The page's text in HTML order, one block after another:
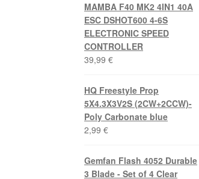
MAMBA F40 MK2 4IN1 40A
ESC DSHOT600 4-6S
ELECTRONIC SPEED
CONTROLLER
39,99€
HQ Freestyle Prop
5X4.3X3V2S (2CW+2CCW)-
Poly Carbonate blue
2,99€
Gemfan Flash 4052 Durable
3 Blade - Set of 4 Clear